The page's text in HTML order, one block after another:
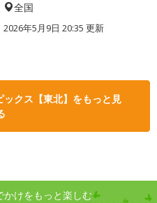
全国
2026年5月9日 20:35 更新
クス【東北】をもっと見
かけをもっと楽しむ